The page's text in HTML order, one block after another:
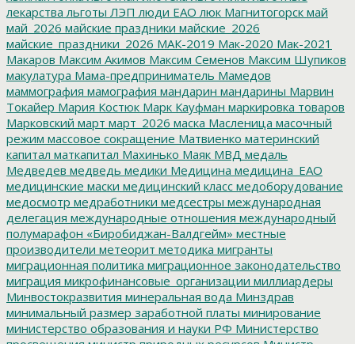
лекарства льготы ЛЭП люди ЕАО люк Магнитогорск май
май_2026 майские праздники майские_2026
майские_праздники_2026 МАК-2019 Мак-2020 Мак-2021
Макаров Максим Акимов Максим Семенов Максим Шупиков
макулатура Мама-предприниматель Мамедов
маммография мамография мандарин мандарины Марвин
Токайер Мария Костюк Марк Кауфман маркировка товаров
Марковский март март_2026 маска Масленица масочный
режим массовое сокращение Матвиенко материнский
капитал маткапитал Махинько Маяк МВД медаль
Медведев медведь медики Медицина медицина_ЕАО
медицинские маски медицинский класс медоборудование
медосмотр медработники медсестры международная
делегация международные отношения международный
полумарафон «Биробиджан-Валдгейм» местные
производители метеорит методика мигранты
миграционная политика миграционное законодательство
миграция микрофинансовые_организации миллиардеры
Минвостокразвития минеральная вода Минздрав
минимальный размер заработной платы минирование
министерство образования и науки РФ Министерство